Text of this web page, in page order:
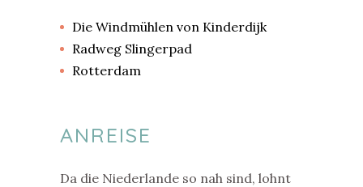
Die Windmühlen von Kinderdijk
Radweg Slingerpad
Rotterdam
ANREISE
Da die Niederlande so nah sind, lohnt